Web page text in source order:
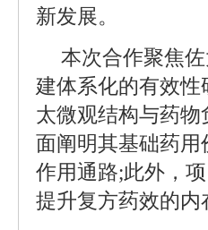
新发展。
本次合作聚焦
建体系化的有效
太微观结构与药
面阐明其基础药
作用通路;此外，
提升复方药效的内